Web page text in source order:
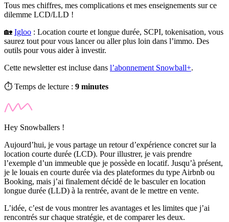
Tous mes chiffres, mes complications et mes enseignements sur ce
dilemme LCD/LLD !
🏡 Igloo : Location courte et longue durée, SCPI, tokenisation, vous
saurez tout pour vous lancer ou aller plus loin dans l’immo. Des
outils pour vous aider à investir.
Cette newsletter est incluse dans l’abonnement Snowball+.
⏱️ Temps de lecture : 9 minutes
Hey Snowballers !
Aujourd’hui, je vous partage un retour d’expérience concret sur la
location courte durée (LCD). Pour illustrer, je vais prendre
l’exemple d’un immeuble que je possède en locatif. Jusqu’à présent,
je le louais en courte durée via des plateformes du type Airbnb ou
Booking, mais j’ai finalement décidé de le basculer en location
longue durée (LLD) à la rentrée, avant de le mettre en vente.
L’idée, c’est de vous montrer les avantages et les limites que j’ai
rencontrés sur chaque stratégie, et de comparer les deux.